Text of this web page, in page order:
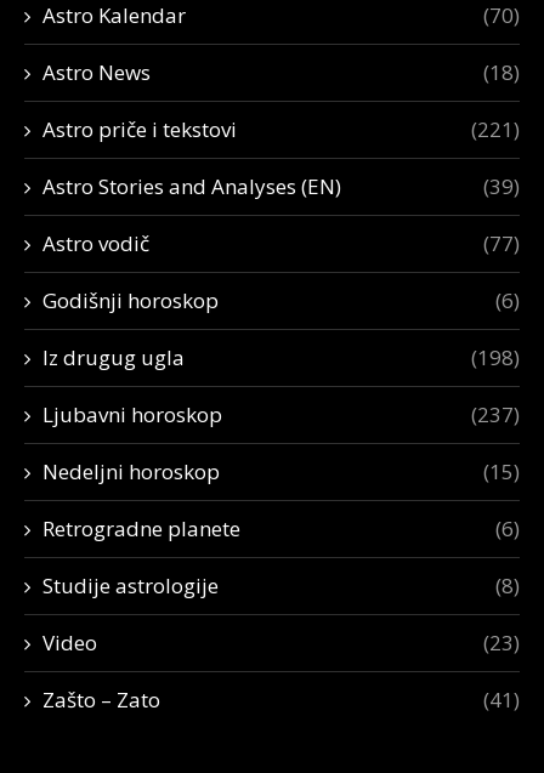
Astro Kalendar (70)
Astro News (18)
Astro priče i tekstovi (221)
Astro Stories and Analyses (EN) (39)
Astro vodič (77)
Godišnji horoskop (6)
Iz drugug ugla (198)
Ljubavni horoskop (237)
Nedeljni horoskop (15)
Retrogradne planete (6)
Studije astrologije (8)
Video (23)
Zašto – Zato (41)